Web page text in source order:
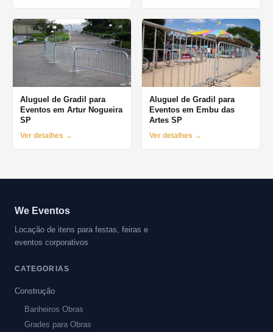
Aluguel de Gradil para
Eventos em Artur Nogueira
SP
Ver detalhes →
Aluguel de Gradil para
Eventos em Embu das
Artes SP
Ver detalhes →
We Eventos
Locação de itens para festas, feiras e
eventos corporativos
CATEGORIAS
Construção
Banheiros Obras
Grades para Obras